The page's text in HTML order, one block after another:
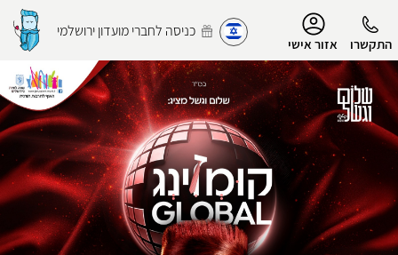
התקשרו אזור אישי
כניסה לחברי מועדון ירושלמי
הפרופיל שלי
התנתק